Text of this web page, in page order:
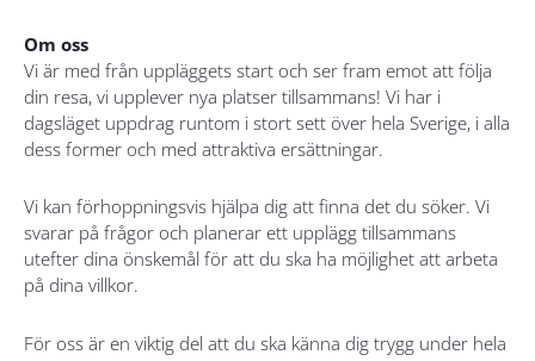
Om oss
Vi är med från uppläggets start och ser fram emot att följa
din resa, vi upplever nya platser tillsammans! Vi har i
dagsläget uppdrag runtom i stort sett över hela Sverige, i alla
dess former och med attraktiva ersättningar.
Vi kan förhoppningsvis hjälpa dig att finna det du söker. Vi
svarar på frågor och planerar ett upplägg tillsammans
utefter dina önskemål för att du ska ha möjlighet att arbeta
på dina villkor.
För oss är en viktig del att du ska känna dig trygg under hela